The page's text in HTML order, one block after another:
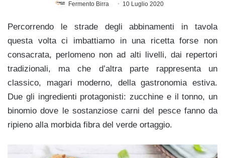
Fermento Birra 10 Luglio 2020
Percorrendo le strade degli abbinamenti in tavola
questa volta ci imbattiamo in una ricetta forse non
consacrata, perlomeno non ad alti livelli, dai repertori
tradizionali, ma che d’altra parte rappresenta un
classico, magari moderno, della gastronomia estiva.
Due gli ingredienti protagonisti: zucchine e il tonno, un
binomio dove le sostanziose carni del pesce fanno da
ripieno alla morbida fibra del verde ortaggio.